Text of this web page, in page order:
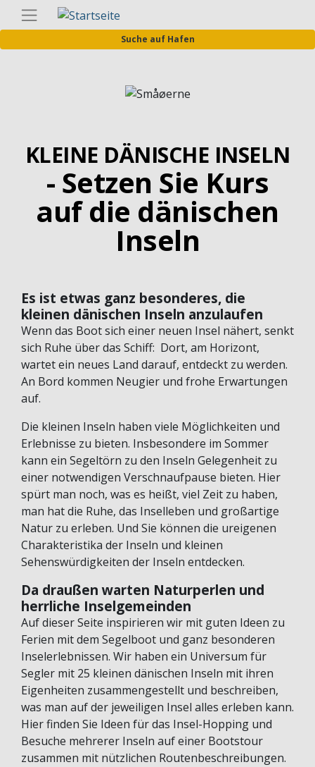
Direkt
zum
Suche auf Hafen
Bild
KLEINE DÄNISCHE INSELN
- Setzen Sie Kurs
auf die dänischen
Inseln
Es ist etwas ganz besonderes, die
kleinen dänischen Inseln anzulaufen
Wenn das Boot sich einer neuen Insel nähert, senkt
sich Ruhe über das Schiff: Dort, am Horizont,
wartet ein neues Land darauf, entdeckt zu werden.
An Bord kommen Neugier und frohe Erwartungen
auf.
Die kleinen Inseln haben viele Möglichkeiten und
Erlebnisse zu bieten. Insbesondere im Sommer
kann ein Segeltörn zu den Inseln Gelegenheit zu
einer notwendigen Verschnaufpause bieten. Hier
spürt man noch, was es heißt, viel Zeit zu haben,
man hat die Ruhe, das Inselleben und großartige
Natur zu erleben. Und Sie können die ureigenen
Charakteristika der Inseln und kleinen
Sehenswürdigkeiten der Inseln entdecken.
Da draußen warten Naturperlen und
herrliche Inselgemeinden
Auf dieser Seite inspirieren wir mit guten Ideen zu
Ferien mit dem Segelboot und ganz besonderen
Inselerlebnissen. Wir haben ein Universum für
Segler mit 25 kleinen dänischen Inseln mit ihren
Eigenheiten zusammengestellt und beschreiben,
was man auf der jeweiligen Insel alles erleben kann.
Hier finden Sie Ideen für das Insel-Hopping und
Besuche mehrerer Inseln auf einer Bootstour
zusammen mit nützlichen Routenbeschreibungen.